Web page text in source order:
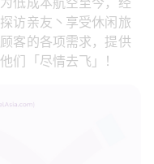
访亲友丶享受休闲旅
客的各项需求，提供
们「尽情去飞」！